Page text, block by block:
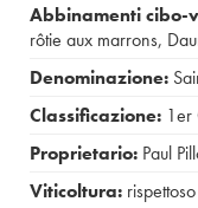
Abbinamenti cibo-
rôtie aux marrons,
Denominazione:
Classificazione: 1er
Proprietario: Paul
Viticoltura: